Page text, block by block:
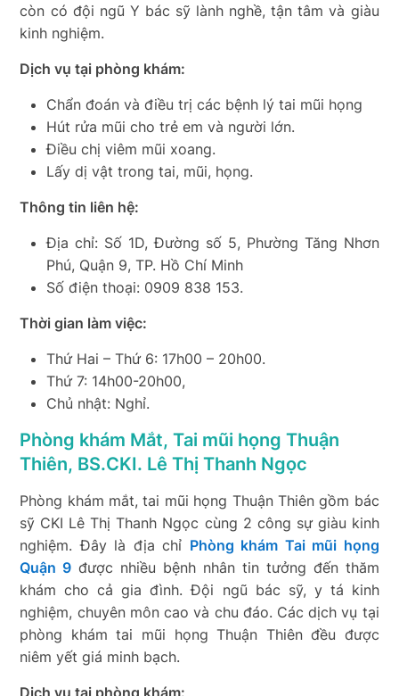
còn có đội ngũ Y bác sỹ lành nghề, tận tâm và giàu
kinh nghiệm.
Dịch vụ tại phòng khám:
Chẩn đoán và điều trị các bệnh lý tai mũi họng
Hút rửa mũi cho trẻ em và người lớn.
Điều chị viêm mũi xoang.
Lấy dị vật trong tai, mũi, họng.
Thông tin liên hệ:
Địa chỉ: Số 1D, Đường số 5, Phường Tăng Nhơn
Phú, Quận 9, TP. Hồ Chí Minh
Số điện thoại: 0909 838 153.
Thời gian làm việc:
Thứ Hai – Thứ 6: 17h00 – 20h00.
Thứ 7: 14h00-20h00,
Chủ nhật: Nghỉ.
Phòng khám Mắt, Tai mũi họng Thuận
Thiên, BS.CKI. Lê Thị Thanh Ngọc
Phòng khám mắt, tai mũi họng Thuận Thiên gồm bác
sỹ CKI Lê Thị Thanh Ngọc cùng 2 công sự giàu kinh
nghiệm. Đây là địa chỉ Phòng khám Tai mũi họng
Quận 9 được nhiều bệnh nhân tin tưởng đến thăm
khám cho cả gia đình. Đội ngũ bác sỹ, y tá kinh
nghiệm, chuyên môn cao và chu đáo. Các dịch vụ tại
phòng khám tai mũi họng Thuận Thiên đều được
niêm yết giá minh bạch.
Dịch vụ tại phòng khám: